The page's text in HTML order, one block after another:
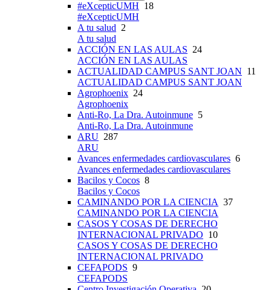
#eXcepticUMH 18
#eXcepticUMH
A tu salud 2
A tu salud
ACCIÓN EN LAS AULAS 24
ACCIÓN EN LAS AULAS
ACTUALIDAD CAMPUS SANT JOAN 11
ACTUALIDAD CAMPUS SANT JOAN
Agrophoenix 24
Agrophoenix
Anti-Ro, La Dra. Autoinmune 5
Anti-Ro, La Dra. Autoinmune
ARU 287
ARU
Avances enfermedades cardiovasculares 6
Avances enfermedades cardiovasculares
Bacilos y Cocos 8
Bacilos y Cocos
CAMINANDO POR LA CIENCIA 37
CAMINANDO POR LA CIENCIA
CASOS Y COSAS DE DERECHO
INTERNACIONAL PRIVADO 10
CASOS Y COSAS DE DERECHO
INTERNACIONAL PRIVADO
CEFAPODS 9
CEFAPODS